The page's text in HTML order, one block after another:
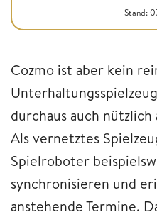
Stand:
Cozmo ist aber kein
durchaus auch
Als vernetztes
Spielroboter
synchronisieren und
anstehende Termine.